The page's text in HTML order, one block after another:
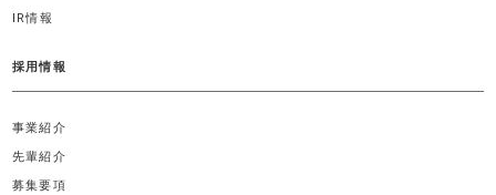
IR情報
採用情報
事業紹介
先輩紹介
募集要項